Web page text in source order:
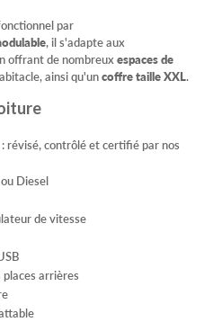
par
, il s'adapte aux
offrant de nombreux espaces de
ainsi qu'uncoffre taille XXL.
révisé, contrôlé et certifié par nos
Diesel
de vitesse
arrières